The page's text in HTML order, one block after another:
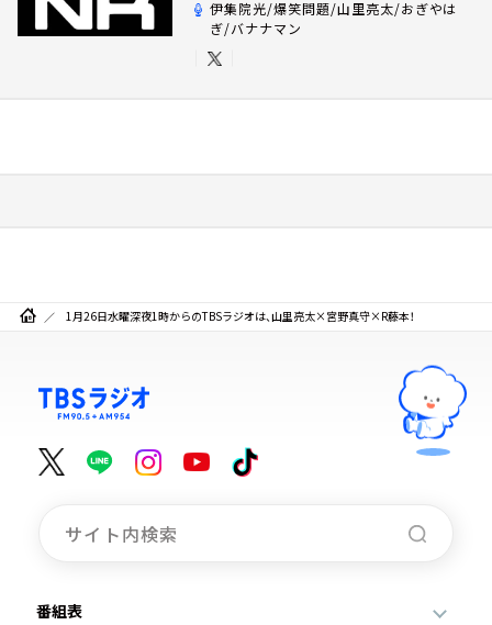
伊集院光/爆笑問題/山里亮太/おぎやは
ぎ/バナナマン
1月26日水曜深夜1時からのTBSラジオは、山里亮太×宮野真守×R藤本！
番組表